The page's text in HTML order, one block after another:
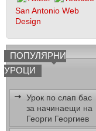
San Antonio Web
Design
ПОПУЛЯРНИ
УРОЦИ
Урок по слап бас
за начинаещи на
Георги Георгиев